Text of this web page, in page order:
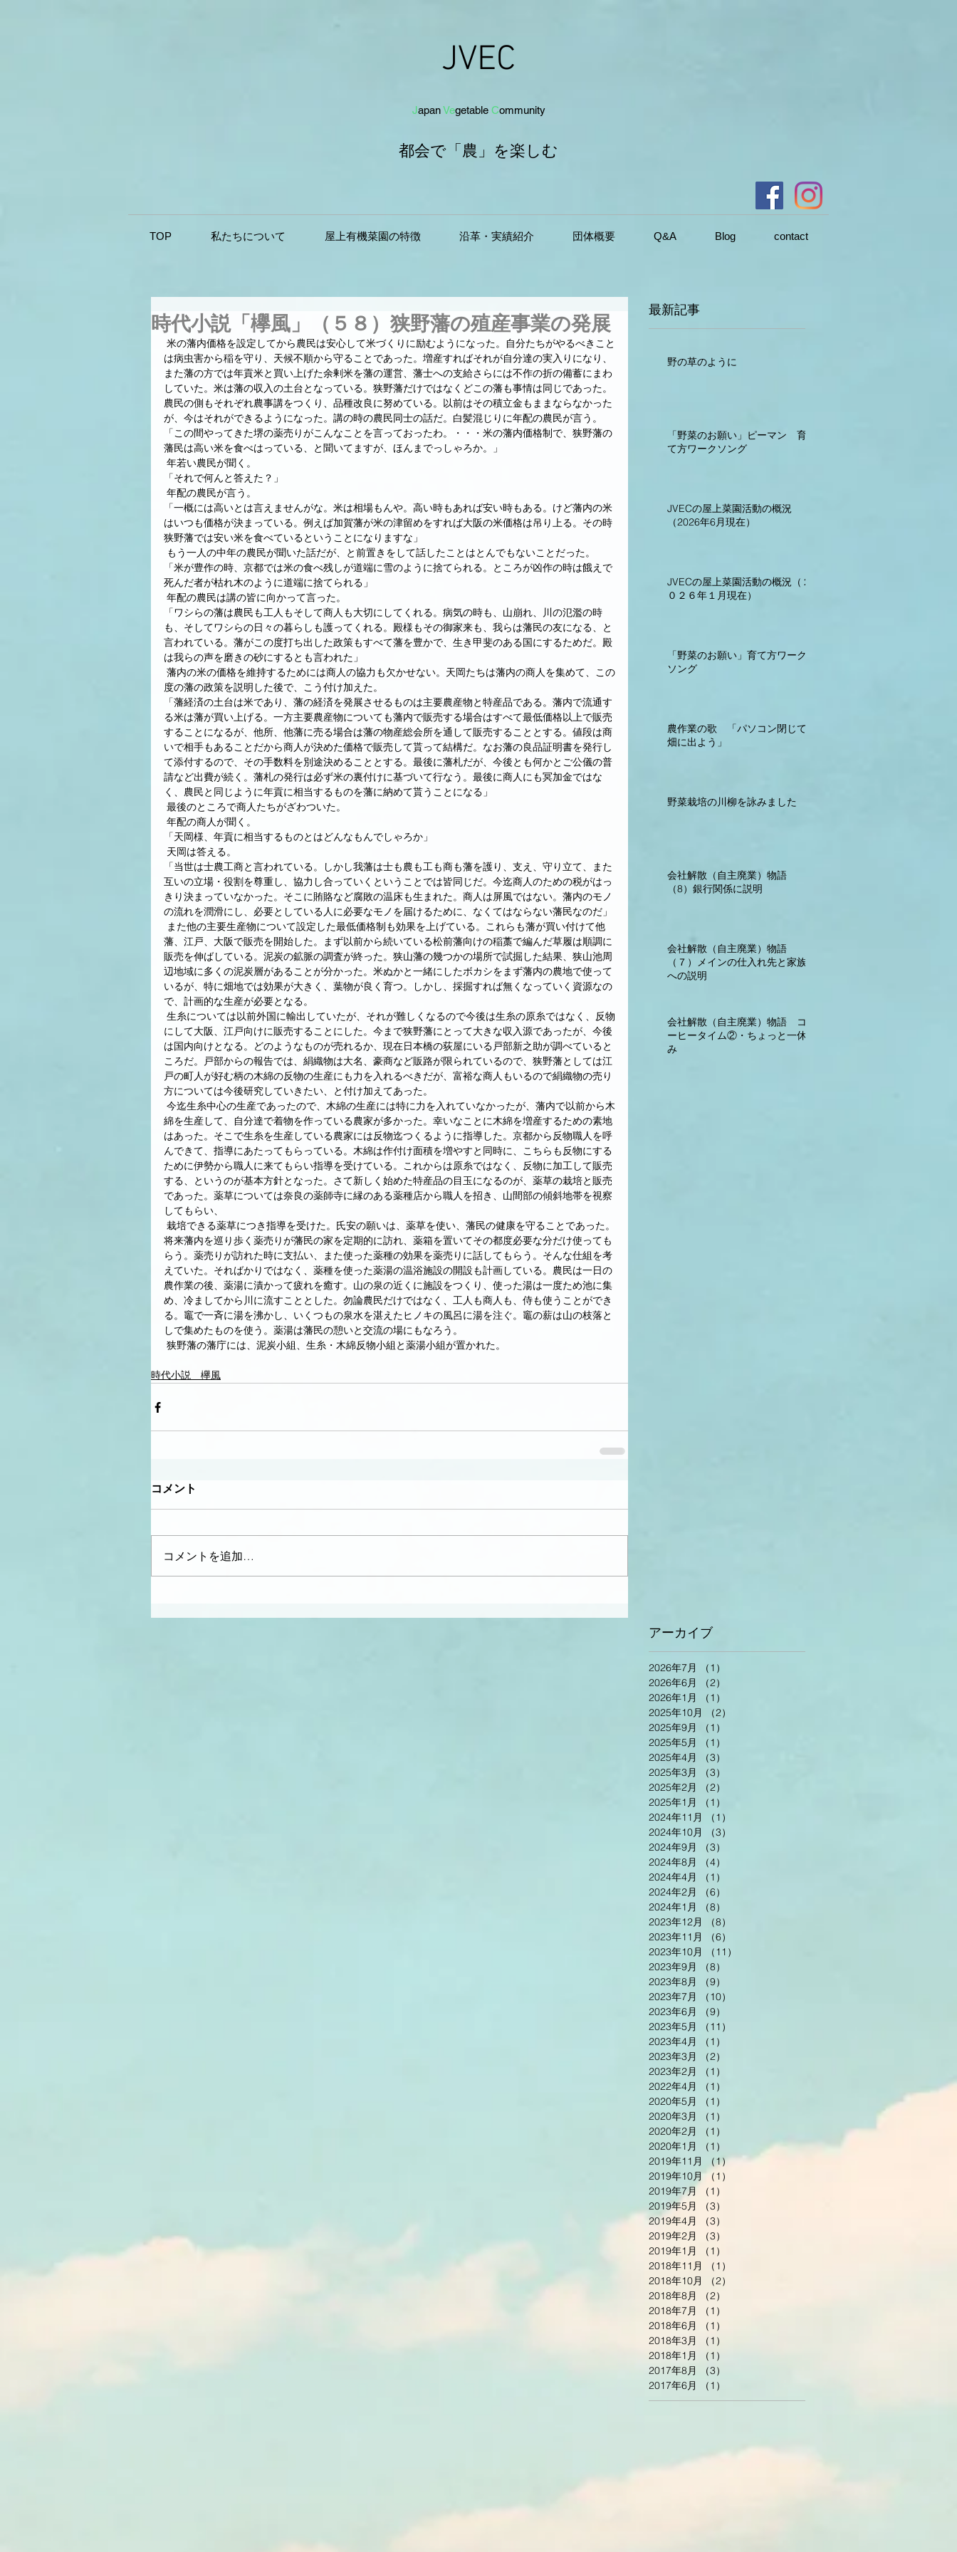
JVEC
JapanVegetable Community
都会で「農」を楽し む
TOP 私たちについて 屋上有機菜園の特徴 沿革・実績紹介 団体概要 Q&A Blog contact
時代小説「欅風」（５８）狭野藩の殖産事業の発展
は病虫害から稲を守り、天候不順から守ることであった。増産すればそれが自分達の実入りになり、
また藩の方では年貢米と買い上げた余剰米を藩の運営、藩士への支給さらには不作の折の備蓄にまわ
していた。米は藩の収入の土台となっている。狭野藩だけではなくどこの藩も事情は同じであった。
農民の側もそれぞれ農事講をつくり、品種改良に努めている。以前はその積立金もままならなかった
が、今はそれができるようになった。講の時の農民同士の話だ。白髪混じりに年配の農民が言う。
「この間やってきた堺の薬売りがこんなことを言っておったわ。・・・米の藩内価格制で、狭野藩の
藩民は高い米を食べはっている、と聞いてますが、ほんまでっしゃろか。」
年若い農民が聞く。
「それで何んと答えた？」
年配の農民が言う。
「一概には高いとは言えませんがな。米は相場もんや。高い時もあれば安い時もある。けど藩内の米
はいつも価格が決まっている。例えば加賀藩が米の津留めをすれば大阪の米価格は吊り上る。その時
狭野藩では安い米を食べているということになりますな」
もう一人の中年の農民が聞いた話だが、と前置きをして話したことはとんでもないことだった。
「米が豊作の時、京都では米の食べ残しが道端に雪のように捨てられる。ところが凶作の時は餓えで
死んだ者が枯れ木のように道端に捨てられる」
年配の農民は講の皆に向かって言った。
「ワシらの藩は農民も工人もそして商人も大切にしてくれる。病気の時も、山崩れ、川の氾濫の時
も、そしてワシらの日々の暮らしも護ってくれる。殿様もその御家来も、我らは藩民の友になる、と
言われている。藩がこの度打ち出した政策もすべて藩を豊かで、生き甲斐のある国にするためだ。殿
は我らの声を磨きの砂にするとも言われた」
度の藩の政策を説明した後で、こう付け加えた。
「藩経済の土台は米であり、藩の経済を発展させるものは主要農産物と特産品である。藩内で流通す
る米は藩が買い上げる。一方主要農産物についても藩内で販売する場合はすべて最低価格以上で販売
することになるが、他所、他藩に売る場合は藩の物産総会所を通して販売することとする。値段は商
いで相手もあることだから商人が決めた価格で販売して貰って結構だ。なお藩の良品証明書を発行し
て添付するので、その手数料を別途決めることとする。最後に藩札だが、今後とも何かとご公儀の普
請など出費が続く。藩札の発行は必ず米の裏付けに基づいて行なう。最後に商人にも冥加金ではな
く、農民と同じように年貢に相当するものを藩に納めて貰うことになる」
最後のところで商人たちがざわついた。
年配の商人が聞く。
「天岡様、年貢に相当するものとはどんなもんでしゃろか」
天岡は答える。
「当世は士農工商と言われている。しかし我藩は士も農も工も商も藩を護り、支え、守り立て、また
互いの立場・役割を尊重し、協力し合っていくということでは皆同じだ。今迄商人のための税がはっ
きり決まっていなかった。そこに賄賂など腐敗の温床も生まれた。商人は屏風ではない。藩内のモノ
の流れを潤滑にし、必要としている人に必要なモノを届けるために、なくてはならない藩民なのだ」
藩、江戸、大阪で販売を開始した。まず以前から続いている松前藩向けの稲藁で編んだ草履は順調に
販売を伸ばしている。泥炭の鉱脈の調査が終った。狭山藩の幾つかの場所で試掘した結果、狭山池周
辺地域に多くの泥炭層があることが分かった。米ぬかと一緒にしたボカシをまず藩内の農地で使って
いるが、特に畑地では効果が大きく、葉物が良く育つ。しかし、採掘すれば無くなっていく資源なの
で、計画的な生産が必要となる。
にして大阪、江戸向けに販売することにした。今まで狭野藩にとって大きな収入源であったが、今後
は国内向けとなる。どのようなものが売れるか、現在日本橋の荻屋にいる戸部新之助が調べていると
ころだ。戸部からの報告では、絹織物は大名、豪商など販路が限られているので、狭野藩としては江
戸の町人が好む柄の木綿の反物の生産にも力を入れるべきだが、富裕な商人もいるので絹織物の売り
方については今後研究していきたい、と付け加えてあった。
綿を生産して、自分達で着物を作っている農家が多かった。幸いなことに木綿を増産するための素地
はあった。そこで生糸を生産している農家には反物迄つくるように指導した。京都から反物職人を呼
んできて、指導にあたってもらっている。木綿は作付け面積を増やすと同時に、こちらも反物にする
ために伊勢から職人に来てもらい指導を受けている。これからは原糸ではなく、反物に加工して販売
する、というのが基本方針となった。さて新しく始めた特産品の目玉になるのが、薬草の栽培と販売
であった。薬草については奈良の薬師寺に縁のある薬種店から職人を招き、山間部の傾斜地帯を視察
してもらい、
将来藩内を巡り歩く薬売りが藩民の家を定期的に訪れ、薬箱を置いてその都度必要な分だけ使っても
らう。薬売りが訪れた時に支払い、また使った薬種の効果を薬売りに話してもらう。そんな仕組を考
えていた。そればかりではなく、薬種を使った薬湯の温浴施設の開設も計画している。農民は一日の
農作業の後、薬湯に漬かって疲れを癒す。山の泉の近くに施設をつくり、使った湯は一度ため池に集
め、冷ましてから川に流すこととした。勿論農民だけではなく、工人も商人も、侍も使うことができ
る。竈で一斉に湯を沸かし、いくつもの泉水を湛えたヒノキの風呂に湯を注ぐ。竈の薪は山の枝落と
しで集めたものを使う。薬湯は藩民の憩いと交流の場にもなろう。
狭野藩の藩庁には、泥炭小組、生糸・木綿反物小組と薬湯小組が置かれた。
時代小説 欅風
コメント
コメントを追加…
最新記事
野の草のように
「野菜のお願い」ピーマン 育
て方ワークソング
JVECの屋上菜園活動の概況
（2026年6月現在）
JVECの屋上菜園活動の概況（２
０２６年１月現在）
「野菜のお願い」育て方ワーク
ソング
農作業の歌 「パソコン閉じて
畑に出よう」
野菜栽培の川柳を詠みました
会社解散（自主廃業）物語
（8）銀行関係に説明
会社解散（自主廃業）物語
（７）メインの仕入れ先と家族
への説明
会社解散（自主廃業）物語 コ
ーヒータイム②・ちょっと一休
み
アーカイブ
2026年7月 （1）
2026年6月
（2）
2026年1月
（1）
2025年10月
（2）
2025年9月
（1）
2025年5月
（1）
2025年4月
（3）
2025年3月
（3）
2025年2月
（2）
2025年1月
（1）
2024年11月
（1）
2024年10月
（3）
2024年9月
（3）
2024年8月
（4）
2024年4月
（1）
2024年2月
（6）
2024年1月
（8）
2023年12月
（8）
2023年11月
（6）
2023年10月
（11）
2023年9月
（8）
2023年8月
（9）
2023年7月
（10）
2023年6月
（9）
2023年5月
（11）
2023年4月
（1）
2023年3月
（2）
2023年2月
（1）
2022年4月
（1）
2020年5月
（1）
2020年3月
（1）
2020年2月
（1）
2020年1月
（1）
1件の記事
2019年11月
（1）1件の記事
2019年10月 （1）
2019年7月
（1）
2019年5月
（3）
2019年4月
（3）
2019年2月
（3）
2019年1月
（1）
2018年11月
（1）
2018年10月
（2）
2018年8月
（2）
2018年7月
（1）
2018年6月
（1）
2018年3月
（1）
2018年1月
（1）
2017年8月
（3）
2017年6月
（1）